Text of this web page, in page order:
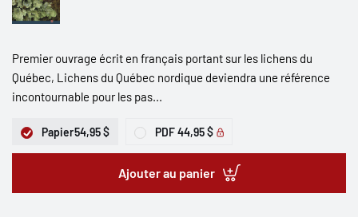
Premier ouvrage écrit en français portant sur les lichens du
Québec, Lichens du Québec nordique deviendra une référence
incontournable pour les pas...
Papier54,95 $ PDF 44,95 $
Ajouter au panier